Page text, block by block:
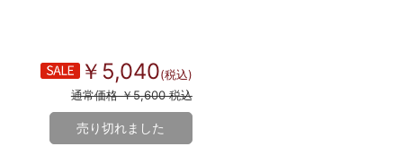
￥5,040(税込)
通常価格 ￥5,600 税込
売り切れました